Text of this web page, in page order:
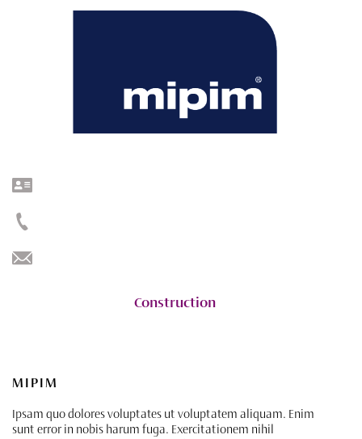
Construction
MIPIM
Ipsam quo dolores voluptates ut voluptatem aliquam. Enim
sunt error in nobis harum fuga. Exercitationem nihil